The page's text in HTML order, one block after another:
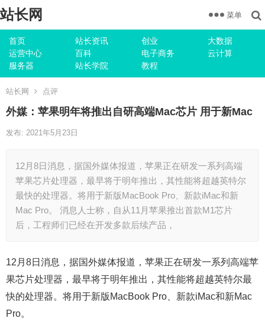
站长网
首页 站长资讯 创业
大数据
运营中心
百科 电子商务
云计算
服务器
站长学院 教程
菜单
站长网 点评
外媒：苹果明年将推出自研高端Mac芯片 用于新Mac
发布: 2021年5月23日
12月8日消息，据国外媒体报道，苹果正在研发一系列高端
苹果芯片处理器，最早将于明年推出，其性能将超越英特尔
最快的处理器。将用于新版MacBook Pro、新款iMac和新
Mac Pro。 消息人士称，自从11月苹果推出首款M1芯片
后，工程师们已经在开发多款后续产品，
12月8日消息，据国外媒体报道，苹果正在研发一系列高端苹
果芯片处理器，最早将于明年推出，其性能将超越英特尔最
快的处理器。将用于新版MacBook Pro、新款iMac和新Mac
Pro。